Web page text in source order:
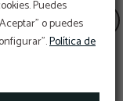
Puedes
o puedes
Política de